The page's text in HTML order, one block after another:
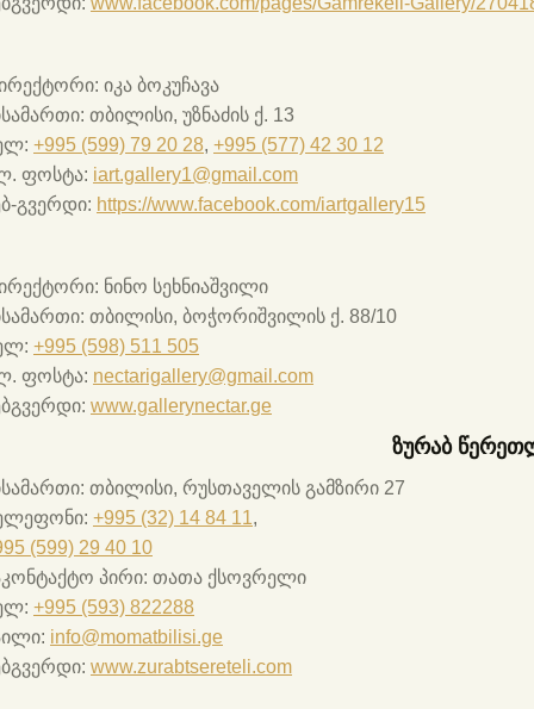
იკა ბოკუჩავა
თბილისი, უზნაძის ქ. 13
+995 (599) 79 20 28, +995 (577) 42 30 12
ფოსტა: iart.gallery1@gmail.com
გვერდი: https://www.facebook.com/iartgallery15
ნინო სეხნიაშვილი
თბილისი, ბოჭორიშვილის ქ. 88/10
+995 (598) 511 505
ფოსტა: nectarigallery@gmail.com
www.gallerynectar.ge
ზურაბ
თბილისი, რუსთაველის გამზირი 27
+995 (32) 14 84 11,
(599) 29 40 10
პირი: თათა ქსოვრელი
+995 (593) 822288
info@momatbilisi.ge
www.zurabtsereteli.com